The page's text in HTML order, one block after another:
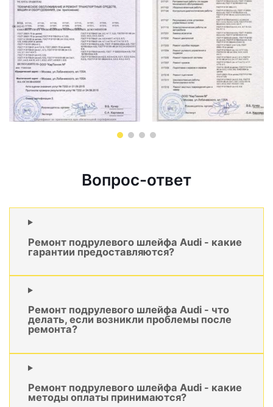
Вопрос-ответ
Ремонт подрулевого шлейфа Audi - какие
гарантии предоставляются?
Ремонт подрулевого шлейфа Audi - что
делать, если возникли проблемы после
ремонта?
Ремонт подрулевого шлейфа Audi - какие
методы оплаты принимаются?